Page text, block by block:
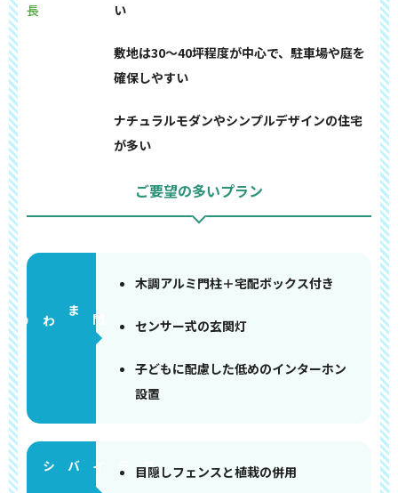
長
い
敷地は30〜40坪程度が中心で、駐車場や庭を
確保しやすい
ナチュラルモダンやシンプルデザインの住宅
が多い
ご要望の多いプラン
門まわり
木調アルミ門柱＋宅配ボックス付き
センサー式の玄関灯
子どもに配慮した低めのインターホン
設置
目隠しフェンスと植栽の併用